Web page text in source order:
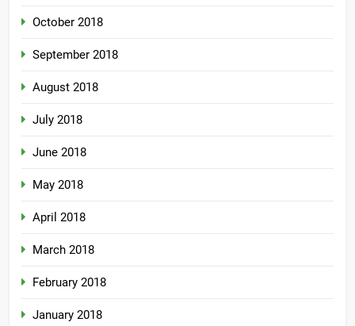
October 2018
September 2018
August 2018
July 2018
June 2018
May 2018
April 2018
March 2018
February 2018
January 2018